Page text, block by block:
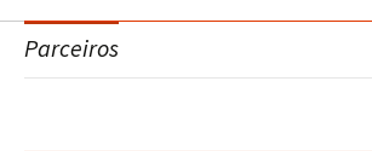
Parceiros